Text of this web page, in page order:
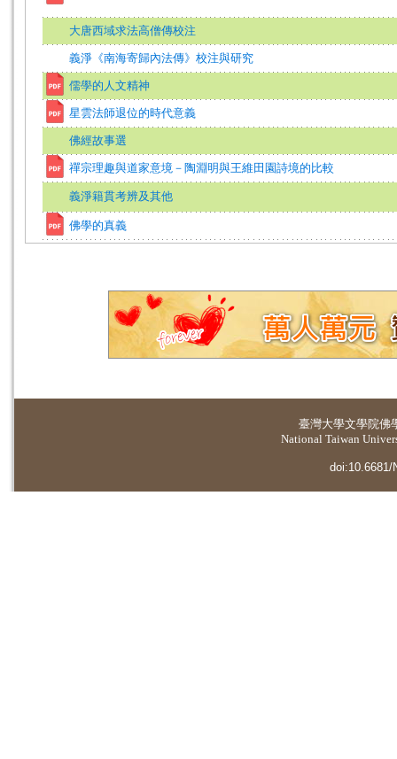
大唐西域求法高僧傳校注
義淨《南海寄歸內法傳》校注與研究
儒學的人文精神
星雲法師退位的時代意義
佛經故事選
禪宗理趣與道家意境－陶淵明與王維田園詩境的比較
義淨籍貫考辨及其他
佛學的真義
臺灣大學文學院佛
National Taiwan
doi:10.6681/